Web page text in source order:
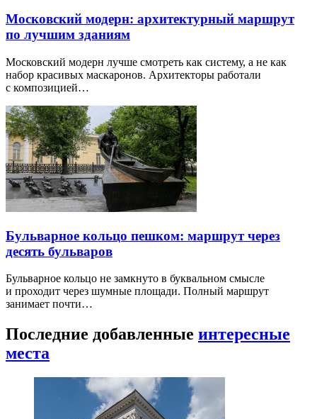
Московский модерн: архитектурный маршрут
по лучшим зданиям
Московский модерн лучше смотреть как систему, а не как
набор красивых маскаронов. Архитекторы работали
с композицией…
Бульварное кольцо пешком: маршрут через
десять бульваров
Бульварное кольцо не замкнуто в буквальном смысле
и проходит через шумные площади. Полный маршрут
занимает почти…
Последние добавленные интересные
места